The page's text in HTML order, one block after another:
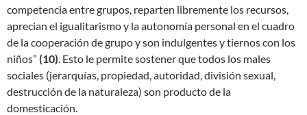
competencia entre grupos, reparten libremente los recursos,
aprecian el igualitarismo y la autonomía personal en el cuadro
de la cooperación de grupo y son indulgentes y tiernos con los
niños” (10). Esto le permite sostener que todos los males
sociales (jerarquías, propiedad, autoridad, división sexual,
destrucción de la naturaleza) son producto de la
domesticación.